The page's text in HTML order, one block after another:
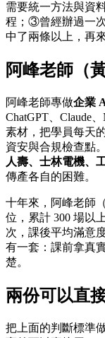
需要統一方法與資
程；③曾經辦過一
中了兩條以上，再
阿峰老師（
阿峰老師專做企業
ChatGPT、Claude
素材，把學員每天
資安與合規檢查點
人壽、士林電機、
傳產各自的困難。
十年來，阿峰老師
位，累計 300 場以
次，課後平均滿意
有一套：課前拿真
楚。
兩份可以直
把上面的判斷標準